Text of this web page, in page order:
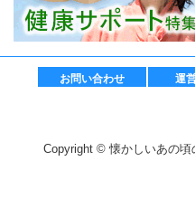
お問い合わせ 運
Copyright © 懐かしいあの頃